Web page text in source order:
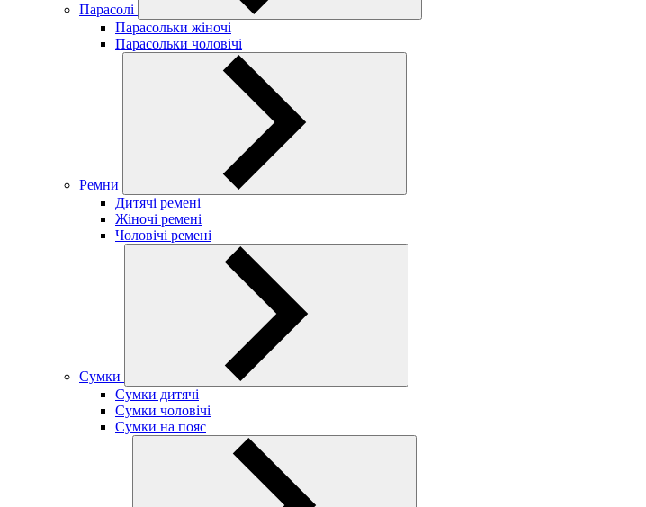
Парасолі
Парасольки жіночі
Парасольки чоловічі
Ремни
Дитячі ремені
Жіночі ремені
Чоловічі ремені
Сумки
Сумки дитячі
Сумки чоловічі
Сумки на пояс